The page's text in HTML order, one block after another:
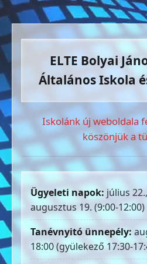
ELTE Bolyai
Általános Iskola
Iskolánk új weboldala
köszönjük a
Ügyeleti napok: július
augusztus 19. (9:00-12:00)
Tanévnyitó ünnepély:
18:00 (gyülekező 17:30-